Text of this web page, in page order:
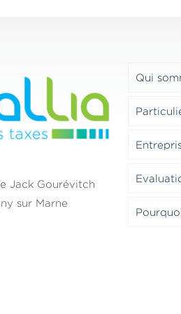
Jack Gourévitch
sur Marne
Qui